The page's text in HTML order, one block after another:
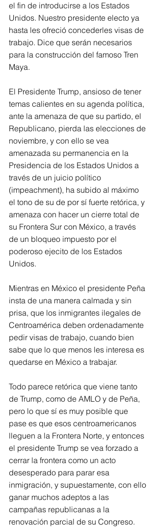
el fin de introducirse a los Estados
Unidos. Nuestro presidente electo ya
hasta les ofreció concederles visas de
trabajo. Dice que serán necesarios
para la construcción del famoso Tren
Maya.
El Presidente Trump, ansioso de tener
temas calientes en su agenda política,
ante la amenaza de que su partido, el
Republicano, pierda las elecciones de
noviembre, y con ello se vea
amenazada su permanencia en la
Presidencia de los Estados Unidos a
través de un juicio político
(impeachment), ha subido al máximo
el tono de su de por sí fuerte retórica, y
amenaza con hacer un cierre total de
su Frontera Sur con México, a través
de un bloqueo impuesto por el
poderoso ejecito de los Estados
Unidos.
Mientras en México el presidente Peña
insta de una manera calmada y sin
prisa, que los inmigrantes ilegales de
Centroamérica deben ordenadamente
pedir visas de trabajo, cuando bien
sabe que lo que menos les interesa es
quedarse en México a trabajar.
Todo parece retórica que viene tanto
de Trump, como de AMLO y de Peña,
pero lo que sí es muy posible que
pase es que esos centroamericanos
lleguen a la Frontera Norte, y entonces
el presidente Trump se vea forzado a
cerrar la frontera como un acto
desesperado para parar esa
inmigración, y supuestamente, con ello
ganar muchos adeptos a las
campañas republicanas a la
renovación parcial de su Congreso.